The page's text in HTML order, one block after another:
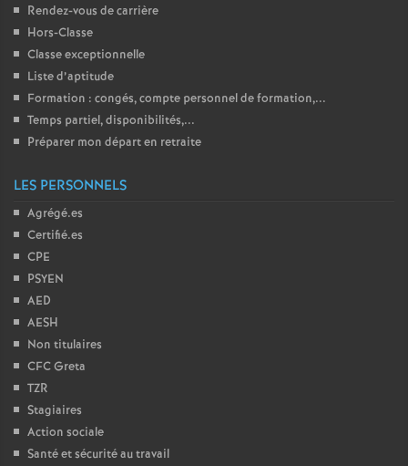
Rendez-vous de carrière
Hors-Classe
Classe exceptionnelle
Liste d’aptitude
Formation : congés, compte personnel de formation,...
Temps partiel, disponibilités,...
Préparer mon départ en retraite
LES PERSONNELS
Agrégé.es
Certifié.es
CPE
PSYEN
AED
AESH
Non titulaires
CFC Greta
TZR
Stagiaires
Action sociale
Santé et sécurité au travail